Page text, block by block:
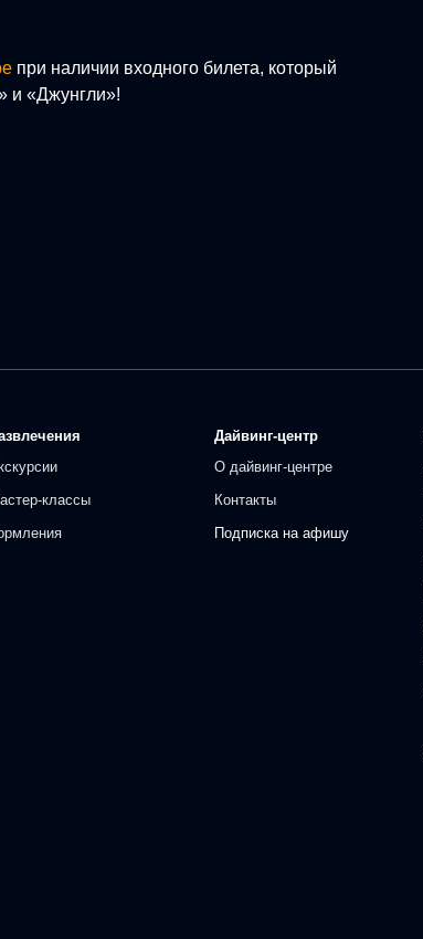
при наличии входного билета, который
и «Джунгли»!
классы
Дайвинг-центр
О дайвинг-центре
Контакты
Подписка на афишу